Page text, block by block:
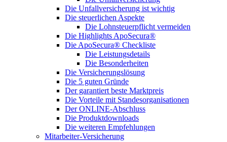
Die Unfallversicherung ist wichtig
Die steuerlichen Aspekte
Die Lohnsteuerpflicht vermeiden
Die Highlights ApoSecura®
Die ApoSecura® Checkliste
Die Leistungsdetails
Die Besonderheiten
Die Versicherungslösung
Die 5 guten Gründe
Der garantiert beste Marktpreis
Die Vorteile mit Standesorganisationen
Der ONLINE-Abschluss
Die Produktdownloads
Die weiteren Empfehlungen
Mitarbeiter-Versicherung